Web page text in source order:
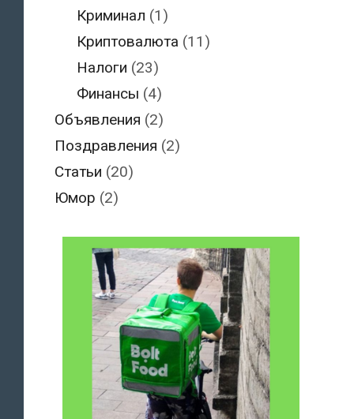
Криминал (1)
Криптовалюта (11)
Налоги (23)
Финансы (4)
Объявления (2)
Поздравления (2)
Статьи (20)
Юмор (2)